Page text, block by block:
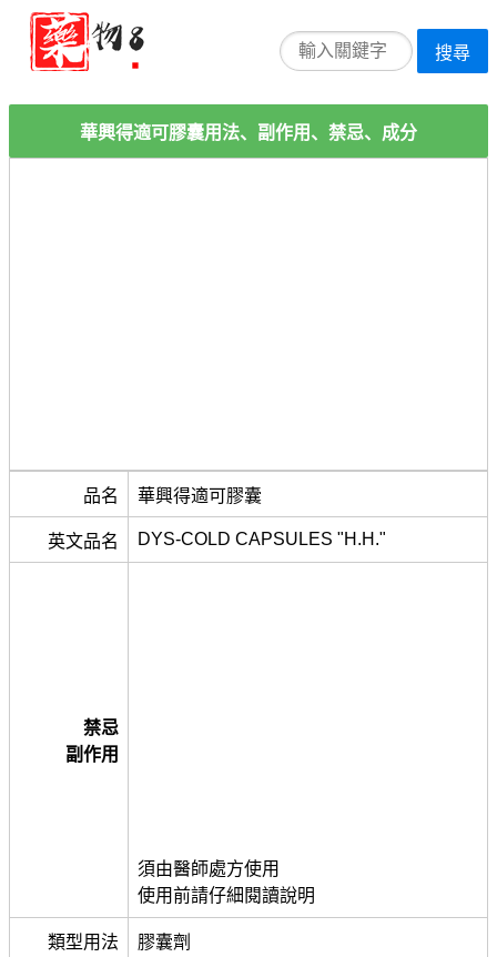
搜尋
華興得適可膠囊用法、副作用、禁忌、成分
品名 華興得適可膠囊
英文品名 DYS-COLD CAPSULES "H.H."
禁忌
副作用
須由醫師處方使用
使用前請仔細閱讀說明
類型用法 膠囊劑